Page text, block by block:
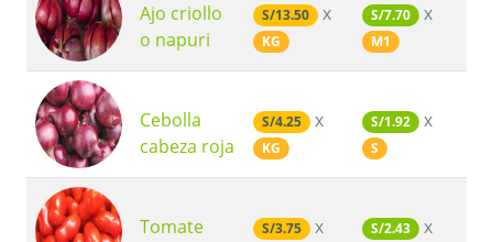
Ajo criollo
o napuri
S/13.50 x
KG
S/7.70 x
M1
Cebolla
cabeza roja
S/4.25 x
KG
S/1.92 x
S
Tomate S/3.75 x S/2.43 x